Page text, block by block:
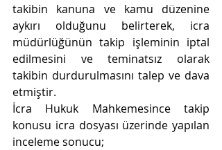
takibin kanuna ve kamu düzenine
aykırı olduğunu belirterek, icra
müdürlüğünün takip işleminin iptal
edilmesini ve teminatsız olarak
takibin durdurulmasını talep ve dava
etmiştir.
İcra Hukuk Mahkemesince takip
konusu icra dosyası üzerinde yapılan
inceleme sonucu;